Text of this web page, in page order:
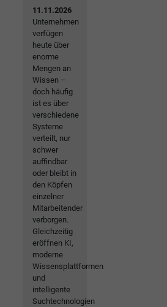
11.11.2026
Unternehmen
verfügen
heute über
enorme
Mengen an
Wissen –
doch häufig
ist es über
verschiedene
Systeme
verteilt, nur
schwer
auffindbar
oder bleibt in
den Köpfen
einzelner
Mitarbeitender
verborgen.
Gleichzeitig
eröffnen KI,
moderne
Wissensplattformen
und
intelligente
Suchtechnologien